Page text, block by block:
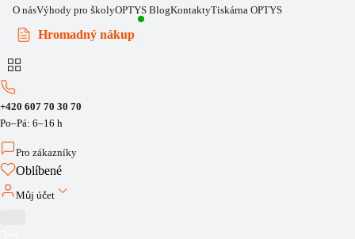
O násVýhody pro školyOPTYS BlogKontaktyTiskárna OPTYS
Hromadný nákup
+420 607 70 30 70
Po–Pá: 6–16 h
Pro zákazníky
Oblíbené
Můj účet